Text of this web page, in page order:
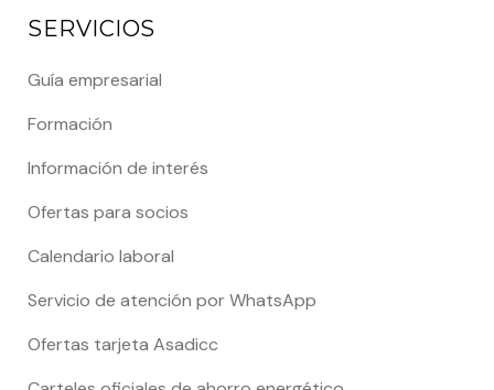
SERVICIOS
Guía empresarial
Formación
Información de interés
Ofertas para socios
Calendario laboral
Servicio de atención por WhatsApp
Ofertas tarjeta Asadicc